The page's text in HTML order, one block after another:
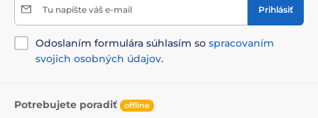
Tu napíšte váš e-mail Prihlásiť
Odoslaním formulára súhlasím so spracovaním
svojich osobných údajov.
Potrebujete poradiť offline